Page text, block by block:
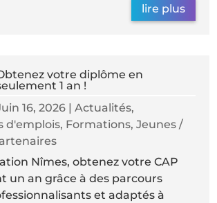
lire plus
votre diplôme en
1 an !
16, 2026| Actualités,
d'emplois, Formations,Jeunes /
Nîmes, obtenez votre CAP
un an grâce à des parcours
et adaptés à